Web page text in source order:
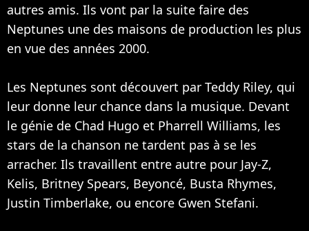
autres amis. Ils vont par la suite faire des
Neptunes une des maisons de production les plus
en vue des années 2000.
Les Neptunes sont découvert par Teddy Riley, qui
leur donne leur chance dans la musique. Devant
le génie de Chad Hugo et Pharrell Williams, les
stars de la chanson ne tardent pas à se les
arracher. Ils travaillent entre autre pour Jay-Z,
Kelis, Britney Spears, Beyoncé, Busta Rhymes,
Justin Timberlake, ou encore Gwen Stefani.